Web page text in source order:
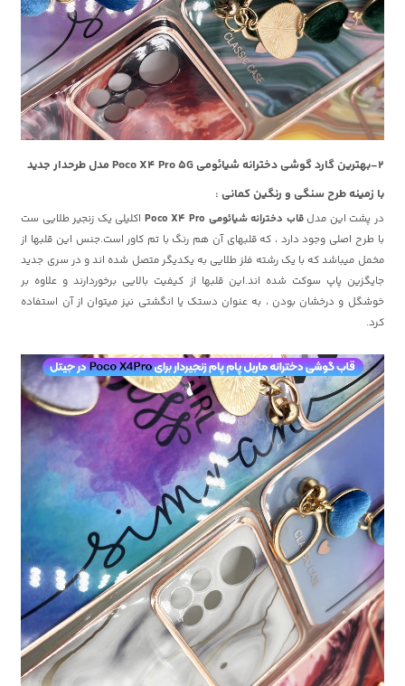
2-بهترین گارد گوشی دخترانه شیائومی Poco X4 Pro 5G مدل طرحدار جدید
با زمینه طرح سنگی و رنگین کمانی :
در پشت این مدلقاب دخترانه شیائومی Poco X4 Pro
اکلیلی یک زنجیر طلایی ست
با طرح اصلی وجود دارد ، که قلبهای آن هم رنگ با تم کاور است.جنس این قلبها از
مخمل میباشد که با یک رشته فلز طلایی به یکدیگر متصل شده اند و در سری جدید
جایگزین پاپ سوکت شده اند.این قلبها از کیفیت بالایی برخوردارند و علاوه بر
خوشگل و درخشان بودن ، به عنوان دستک یا انگشتی نیز میتوان از آن استفاده
کرد.